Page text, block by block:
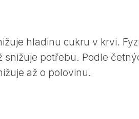
hladinu cukru v krvi.
snižuje potřebu. Podle
až o polovinu.